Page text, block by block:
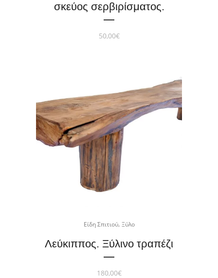
σκεύος σερβιρίσματος.
50,00€
Είδη Σπιτιού, Ξύλο
Λεύκιππος. Ξύλινο τραπέζι
180,00€